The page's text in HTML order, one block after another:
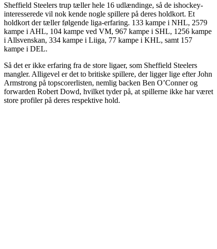
Sheffield Steelers trup tæller hele 16 udlændinge, så de ishockey-
interesserede vil nok kende nogle spillere på deres holdkort. Et
holdkort der tæller følgende liga-erfaring. 133 kampe i NHL, 2579
kampe i AHL, 104 kampe ved VM, 967 kampe i SHL, 1256 kampe
i Allsvenskan, 334 kampe i Liiga, 77 kampe i KHL, samt 157
kampe i DEL.
Så det er ikke erfaring fra de store ligaer, som Sheffield Steelers
mangler. Alligevel er det to britiske spillere, der ligger lige efter John
Armstrong på topscorerlisten, nemlig backen Ben O’Conner og
forwarden Robert Dowd, hvilket tyder på, at spillerne ikke har været
store profiler på deres respektive hold.